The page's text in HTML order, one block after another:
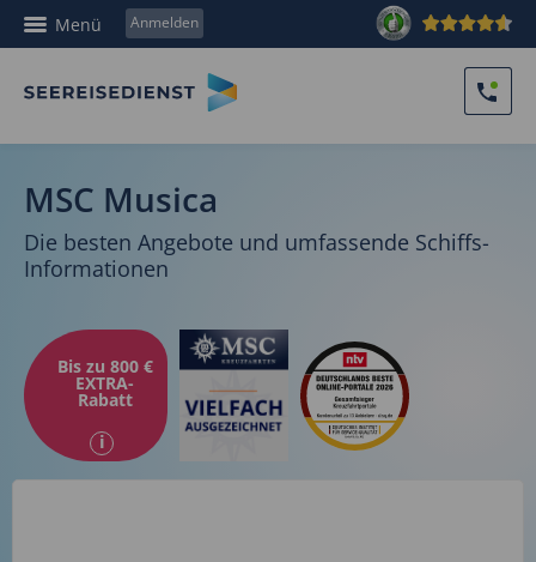
Menü Anmelden
MSC Musica
Die besten Angebote und umfassende Schiffs-
Informationen
Bis zu 800 €
EXTRA-
Rabatt